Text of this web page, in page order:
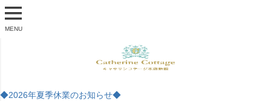
MENU
◆2026年夏季休業のお知らせ◆